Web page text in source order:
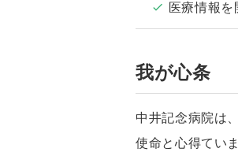
医療情報を
我が心条
中井記念病院は
使命と心得ていま